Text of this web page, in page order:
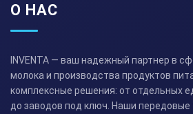
О НАС
INVENTA — ваш надежный партнер в
молока и производства продуктов
комплексные решения: от отдельных
до заводов под ключ. Наши передовые